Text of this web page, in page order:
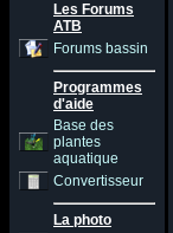
Les Forums
ATB
Forums bassin
Programmes
d'aide
Base des
plantes
aquatique
Convertisseur
La photo